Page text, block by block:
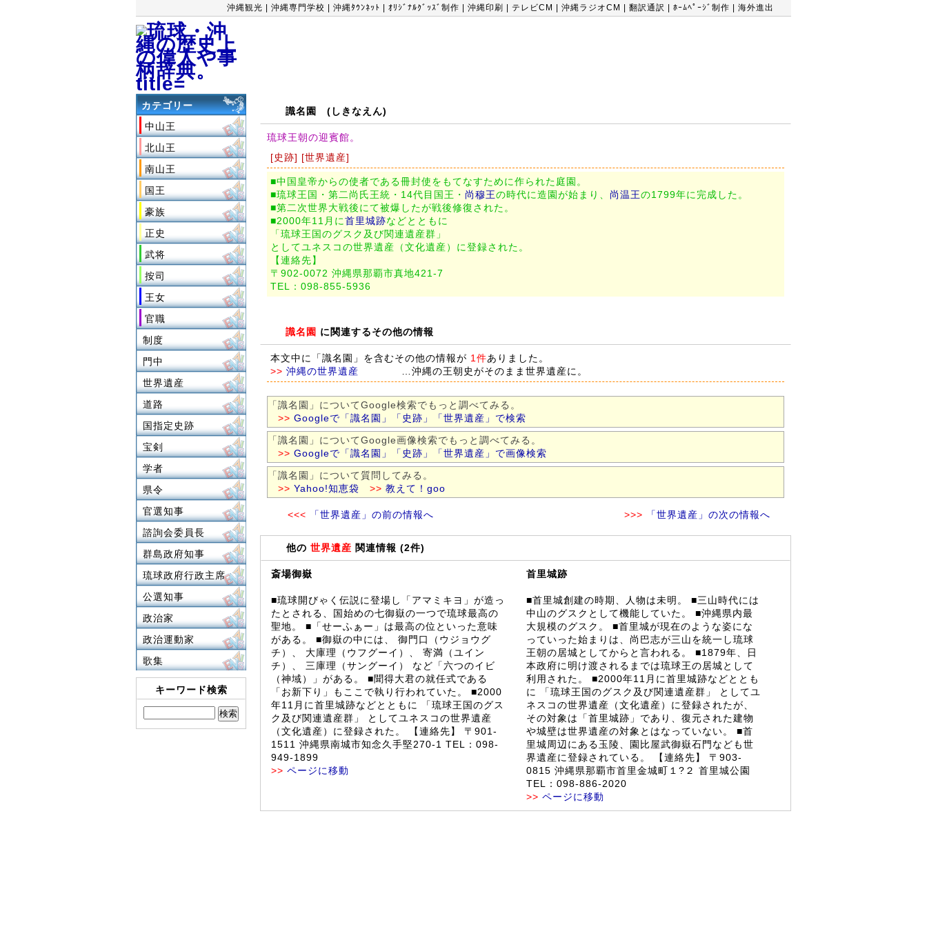
沖縄観光 沖縄専門学校 沖縄ﾀｳﾝﾈｯﾄ ｵﾘｼﾞﾅﾙｸﾞｯｽﾞ制作 沖縄印刷 テレビCM 沖縄ラジオCM 翻訳通訳 ﾎｰﾑﾍﾟｰｼﾞ制作 海外進出
カテゴリー
中山王
北山王
南山王
国王
豪族
正史
武将
按司
王女
官職
制度
門中
世界遺産
道路
国指定史跡
宝剣
学者
県令
官選知事
諮詢会委員長
群島政府知事
琉球政府行政主席
公選知事
政治家
政治運動家
歌集
キーワード検索
識名園 (しきなえん)
琉球王朝の迎賓館。
[史跡] [世界遺産]
■中国皇帝からの使者である冊封使をもてなすために作られた庭園。
■琉球王国・第二尚氏王統・14代目国王・ 尚穆王の時代に造園が始まり、 尚温王の1799年に完成した。
■第二次世界大戦後にて被爆したが戦後修復された。
■2000年11月に首里城跡などとともに
「琉球王国のグスク及び関連遺産群」
としてユネスコの世界遺産（文化遺産）に登録された。
【連絡先】
〒902-0072 沖縄県那覇市真地421-7
TEL：098-855-5936
識名園 に関連するその他の情報
本文中に「識名園」を含むその他の情報が 1件ありました。
>> 沖縄の世界遺産 …沖縄の王朝史がそのまま世界遺産に。
「識名園」についてGoogle検索でもっと調べてみる。
>> Googleで「識名園」「史跡」「世界遺産」で検索
「識名園」についてGoogle画像検索でもっと調べてみる。
>> Googleで「識名園」「史跡」「世界遺産」で画像検索
「識名園」について質問してみる。
>> Yahoo!知恵袋 >> 教えて！goo
<<< 「世界遺産」の前の情報へ >>> 「世界遺産」の次の情報へ
他の 世界遺産 関連情報 (2件)
斎場御嶽
■琉球開びゃく伝説に登場し「アマミキヨ」が造っ
たとされる、国始めの七御嶽の一つで琉球最高の
聖地。 ■「せーふぁー」は最高の位といった意味
がある。 ■御嶽の中には、 御門口（ウジョウグ
チ）、 大庫理（ウフグーイ）、 寄満（ユイン
チ）、 三庫理（サングーイ） など「六つのイビ
（神域）」がある。 ■聞得大君の就任式である
「お新下り」もここで執り行われていた。 ■2000
年11月に首里城跡などとともに 「琉球王国のグス
ク及び関連遺産群」 としてユネスコの世界遺産
（文化遺産）に登録された。 【連絡先】 〒901-
1511 沖縄県南城市知念久手堅270-1 TEL：098-
949-1899
>> ページに移動
首里城跡
■首里城創建の時期、人物は未明。 ■三山時代には
中山のグスクとして機能していた。 ■沖縄県内最
大規模のグスク。 ■首里城が現在のような姿にな
っていった始まりは、尚巴志が三山を統一し琉球
王朝の居城としてからと言われる。 ■1879年、日
本政府に明け渡されるまでは琉球王の居城として
利用された。 ■2000年11月に首里城跡などととも
に 「琉球王国のグスク及び関連遺産群」 としてユ
ネスコの世界遺産（文化遺産）に登録されたが、
その対象は「首里城跡」であり、復元された建物
や城壁は世界遺産の対象とはなっていない。 ■首
里城周辺にある玉陵、園比屋武御嶽石門なども世
界遺産に登録されている。 【連絡先】 〒903-
0815 沖縄県那覇市首里金城町１?２ 首里城公園
TEL：098-886-2020
>> ページに移動